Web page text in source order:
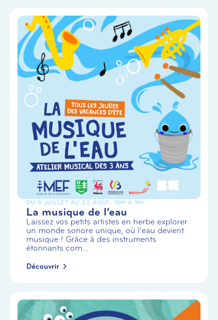
DU 9 JUILLET AU 20 AOÛT- 10H À 11H
La musique de l’eau
Laissez vos petits artistes en herbe explorer
un monde sonore unique, où l’eau devient
musique ! Grâce à des instruments
étonnants com...
Découvrir